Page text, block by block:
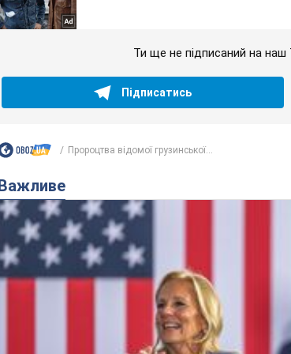
Ти ще не підписаний на
Підписатись
Пророцтва відомої грузинської...
Важливе